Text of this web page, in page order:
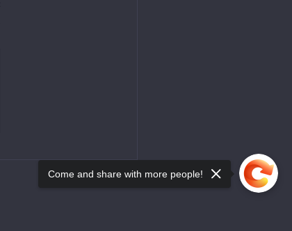
Come and share with more people!